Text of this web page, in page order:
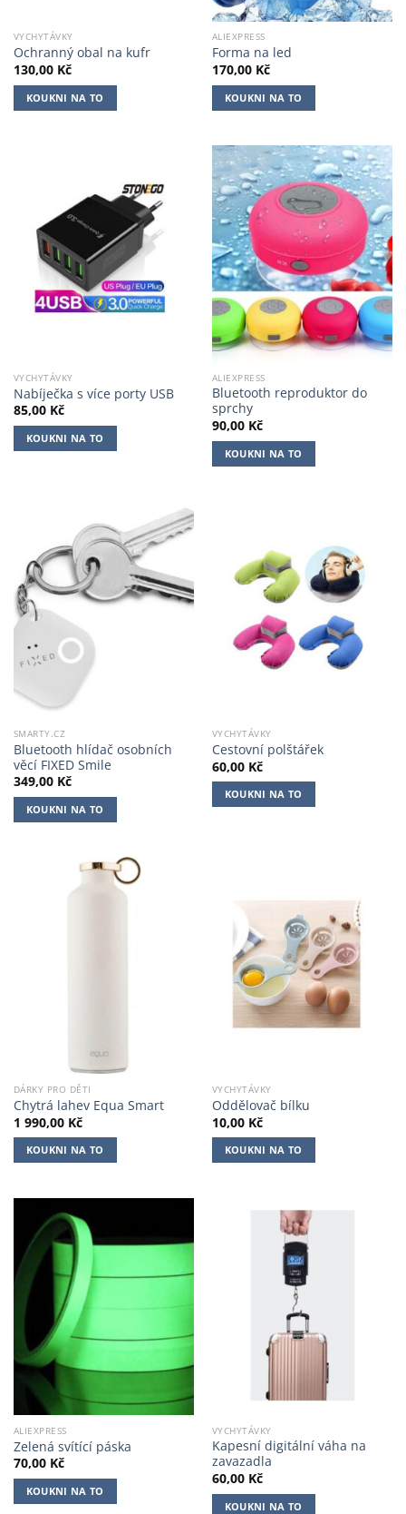
VYCHYTÁVKY
Ochranný obal na kufr
130,00 Kč
KOUKNI NA TO
ALIEXPRESS
Forma na led
170,00 Kč
KOUKNI NA TO
VYCHYTÁVKY
Nabíječka s více porty USB
85,00 Kč
KOUKNI NA TO
ALIEXPRESS
Bluetooth reproduktor do
sprchy
90,00 Kč
KOUKNI NA TO
SMARTY.CZ
Bluetooth hlídač osobních
věcí FIXED Smile
349,00 Kč
KOUKNI NA TO
VYCHYTÁVKY
Cestovní polštářek
60,00 Kč
KOUKNI NA TO
DÁRKY PRO DĚTI
Chytrá lahev Equa Smart
1 990,00 Kč
KOUKNI NA TO
VYCHYTÁVKY
Oddělovač bílku
10,00 Kč
KOUKNI NA TO
ALIEXPRESS
Zelená svítící páska
70,00 Kč
KOUKNI NA TO
VYCHYTÁVKY
Kapesní digitální váha na
zavazadla
60,00 Kč
KOUKNI NA TO